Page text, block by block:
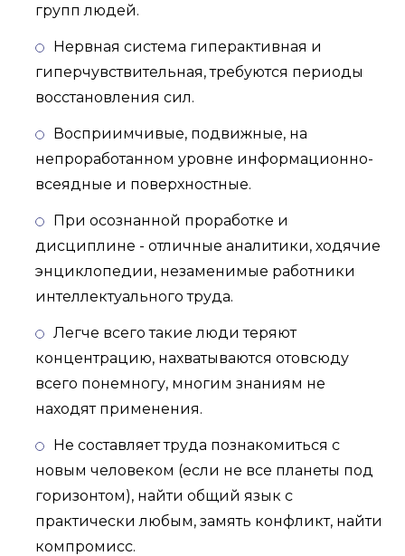
групп людей.
Нервная система гиперактивная и
гиперчувствительная, требуются периоды
восстановления сил.
Восприимчивые, подвижные, на
непроработанном уровне информационно-
всеядные и поверхностные.
При осознанной проработке и
дисциплине - отличные аналитики, ходячие
энциклопедии, незаменимые работники
интеллектуального труда.
Легче всего такие люди теряют
концентрацию, нахватываются отовсюду
всего понемногу, многим знаниям не
находят применения.
Не составляет труда познакомиться с
новым человеком (если не все планеты под
горизонтом), найти общий язык с
практически любым, замять конфликт, найти
компромисс.